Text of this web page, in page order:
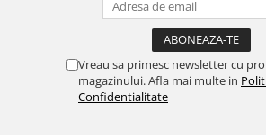
Curatare si Intretinere
Cutii Pastrare Ceasuri
Vreau sa primesc newsletter cu
magazinului. Afla mai multe in
Confidentialitate